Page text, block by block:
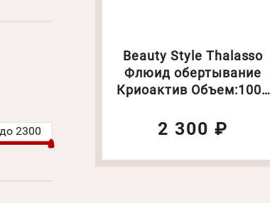
до2300
Beauty Style Thalasso
Флюид обертывание
Криоактив Объем:1000
2 300 ₽